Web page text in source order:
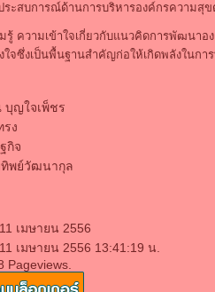
ระสบการณ์ด้านการบริหารองค์กรความสุ
รู้ ความเข้าใจเกี่ยวกับแนวคิดการพัฒนา
ใจซึ่งเป็นพื้นฐานสำคัญก่อให้เกิดพลังในกา
บุญใจเพ็ชร
ง
กิจ
พย์วัฒนากุล
เมษายน 2556
เมษายน 2556 13:41:19 น.
Pageviews.